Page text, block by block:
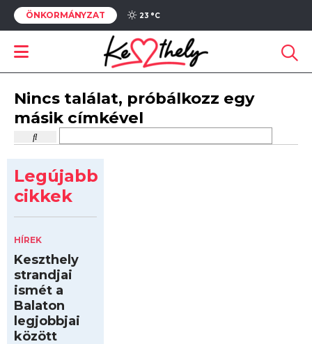
ÖNKORMÁNYZAT 23 °C
Nincs találat, próbálkozz egy
másik címkével
Legújabb
cikkek
HÍREK
Keszthely
strandjai
ismét a
Balaton
legjobbjai
között